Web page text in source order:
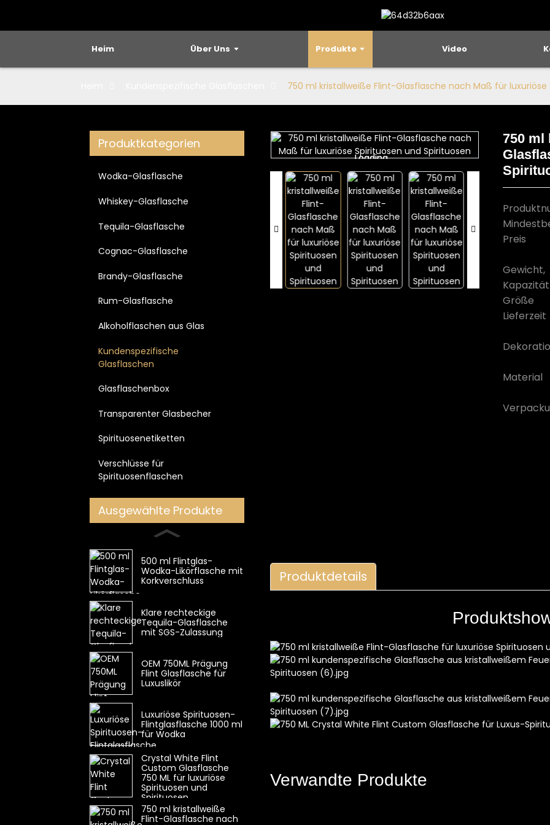
Heim Über Uns Produkte Video
750 ml kristallweiße Flint-Glasflasche nach Maß für
Produktkategorien
Wodka-Glasflasche
Whiskey-Glasflasche
Tequila-Glasflasche
Cognac-Glasflasche
Brandy-Glasflasche
Rum-Glasflasche
Alkoholflaschen aus Glas
Kundenspezifische
Glasflaschen
Glasflaschenbox
Transparenter Glasbecher
Spirituosenetiketten
Verschlüsse für
Spirituosenflaschen
Ausgewählte Produkte
500 ml Flintglas-
Wodka-Likörflasche mit
Korkverschluss
Klare rechteckige
Tequila-Glasflasche
mit SGS-Zulassung
OEM 750ML Prägung
Flint Glasflasche für
Luxuslikör
Luxuriöse Spirituosen-
Flintglasflasche 1000 ml
für Wodka
Crystal White Flint
Custom Glasflasche
750 ML für luxuriöse
Spirituosen und
Spirituosen
750 ml kristallweiße
Flint-Glasflasche nach
Loading...
Loading... Loading...
Loading...
750 ml
Preis
Gewicht,
Größe
Lieferzeit
Material
Produktdetails
Verwandte Produkte